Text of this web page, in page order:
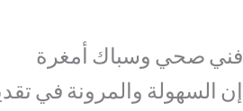
فني صحي وسباك أمغرة
إن السهولة والمرونة في